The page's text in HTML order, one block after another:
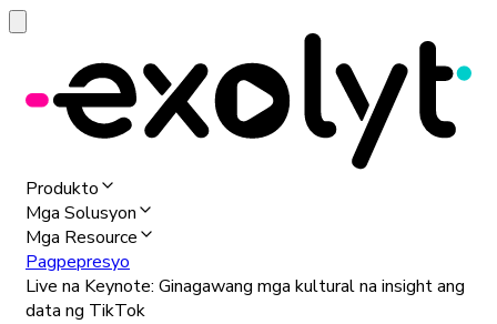
Produkto
Mga Solusyon
Mga Resource
Pagpepresyo
Live na Keynote: Ginagawang mga kultural na insight ang
data ng TikTok